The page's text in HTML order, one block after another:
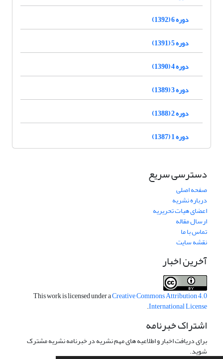
دوره 6 (1392)
دوره 5 (1391)
دوره 4 (1390)
دوره 3 (1389)
دوره 2 (1388)
دوره 1 (1387)
دسترسی سریع
صفحه اصلی
درباره نشریه
اعضای هیات تحریریه
ارسال مقاله
تماس با ما
نقشه سایت
آخرین اخبار
This work is licensed under aCreative Commons Attribution 4.0
International License
.
اشتراک خبرنامه
برای دریافت اخبار و اطلاعیه های مهم نشریه در خبرنامه نشریه مشترک
شوید.